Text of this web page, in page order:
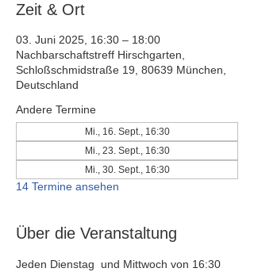
Zeit & Ort
03. Juni 2025, 16:30 – 18:00
Nachbarschaftstreff Hirschgarten,
Schloßschmidstraße 19, 80639 München,
Deutschland
Andere Termine
Mi., 16. Sept., 16:30
Mi., 23. Sept., 16:30
Mi., 30. Sept., 16:30
14 Termine ansehen
Über die Veranstaltung
Jeden Dienstag  und Mittwoch von 16:30